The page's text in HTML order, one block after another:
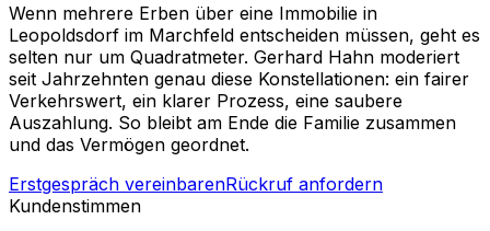
Wenn mehrere Erben über eine Immobilie in
Leopoldsdorf im Marchfeld entscheiden müssen, geht es
selten nur um Quadratmeter. Gerhard Hahn moderiert
seit Jahrzehnten genau diese Konstellationen: ein fairer
Verkehrswert, ein klarer Prozess, eine saubere
Auszahlung. So bleibt am Ende die Familie zusammen
und das Vermögen geordnet.
Erstgespräch vereinbarenRückruf anfordern
Kundenstimmen